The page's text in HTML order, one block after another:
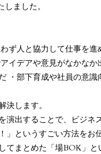
ました。
ず人と協力して仕事を
イデアや意見がなかな
・部下育成や社員の意
します。
出することで、ビジネ
というすごい方法をお
てまとめた「場BOK」